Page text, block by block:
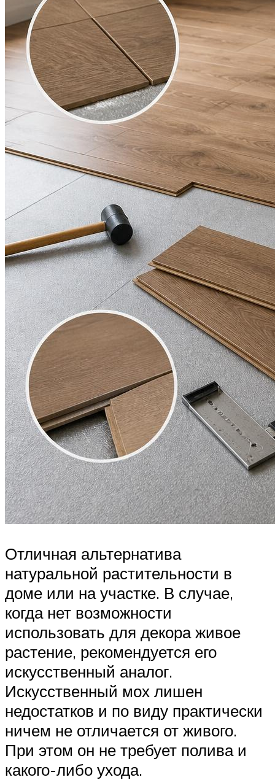
Отличная альтернатива
натуральной растительности в
доме или на участке. В случае,
когда нет возможности
использовать для декора живое
растение, рекомендуется его
искусственный аналог.
Искусственный мох лишен
недостатков и по виду практически
ничем не отличается от живого.
При этом он не требует полива и
какого-либо ухода.